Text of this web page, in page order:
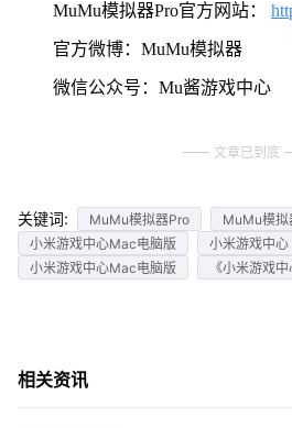
MuMu模拟器Pro官方网站：
官方微博：MuMu模拟器
微信公众号：Mu酱游戏中心
文章已到底
关键词: MuMu模拟器Pro MuMu模
小米游戏中心Mac电脑版
小米游戏中心
小米游戏中心Mac电脑版
《小米游戏中
相关资讯